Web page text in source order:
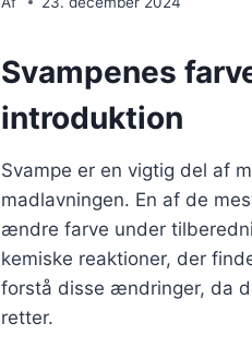
Svampenes
introduktion
Svampe er en vigtig del af
madlavningen. En af de
ændre farve under
kemiske reaktioner, der
forstå disse ændringer, da
retter.